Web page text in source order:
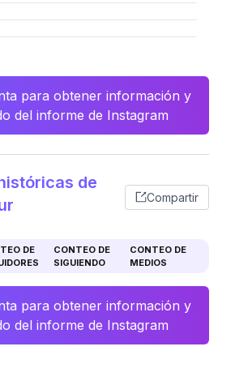
para obtener información y
del informe de Instagram
de
Compartir
DE
CONTEO DE
SIGUIENDO
CONTEO DE
MEDIOS
para obtener información y
del informe de Instagram